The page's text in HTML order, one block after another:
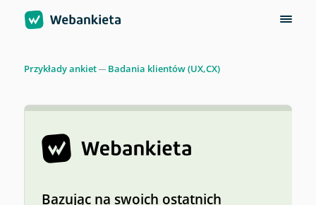
Przykłady ankiet Badania klientów (UX,CX)